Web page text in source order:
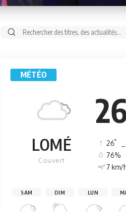
Rechercher:
MÉTÉO
LOMÉ
Couvert
26°
76%
7 km/
SAM DIM LUN